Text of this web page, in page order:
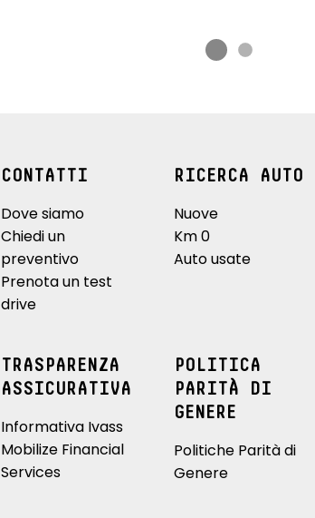
CONTATTI
Dove siamo
Chiedi un
preventivo
Prenota un test
drive
RICERCA AUTO
Nuove
Km 0
Auto usate
TRASPARENZA
ASSICURATIVA
Informativa Ivass
Mobilize Financial
Services
POLITICA
PARITÀ DI
GENERE
Politiche Parità di
Genere